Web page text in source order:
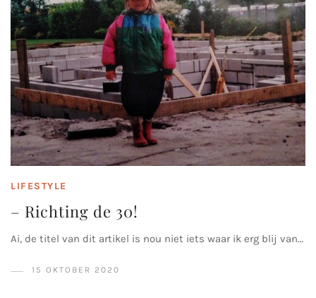
LIFESTYLE
– Richting de 30!
Ai, de titel van dit artikel is nou niet iets waar ik erg blij van…
15 OKTOBER 2020